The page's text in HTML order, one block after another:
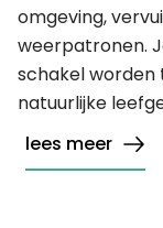
omgeving,
weerpatronen.
schakel worden
natuurlijke
lees meer